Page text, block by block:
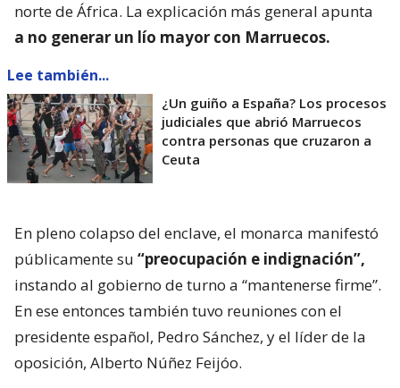
norte de África. La explicación más general apunta
a no generar un lío mayor con Marruecos.
Lee también...
¿Un guiño a España? Los procesos
judiciales que abrió Marruecos
contra personas que cruzaron a
Ceuta
En pleno colapso del enclave, el monarca manifestó
públicamente su “preocupación e indignación”,
instando al gobierno de turno a “mantenerse firme”.
En ese entonces también tuvo reuniones con el
presidente español, Pedro Sánchez, y el líder de la
oposición, Alberto Núñez Feijóo.